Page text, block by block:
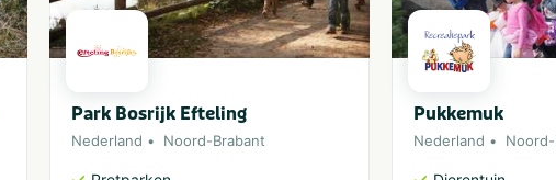
Park Bosrijk Efteling
Nederland Noord-Brabant
Pukkemuk
Nederland